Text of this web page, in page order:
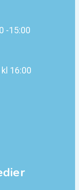
-15:00
16:00